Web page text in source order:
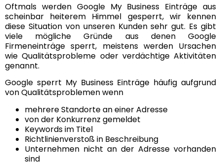
Oftmals werden Google My Business Einträge aus
scheinbar heiterem Himmel gesperrt, wir kennen
diese Situation von unseren Kunden sehr gut. Es gibt
viele mögliche Gründe aus denen Google
Firmeneinträge sperrt, meistens werden Ursachen
wie Qualitätsprobleme oder verdächtige Aktivitäten
genannt.
Google sperrt My Business Einträge häufig aufgrund
von Qualitätsproblemen wenn
mehrere Standorte an einer Adresse
von der Konkurrenz gemeldet
Keywords im Titel
Richtlinienverstoß in Beschreibung
Unternehmen nicht an der Adresse vorhanden
sind